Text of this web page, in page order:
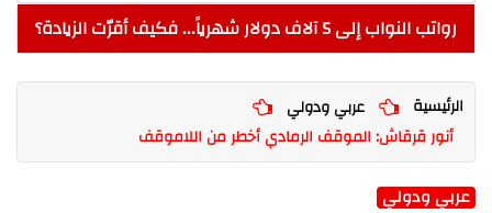
رواتب النواب إلى 5 آلاف دولار شهرياً... فكيف أقرّت الزيادة؟
الرئيسية
عربي ودولي
أنور قرقاش: الموقف الرمادي أخطر من اللاموقف
عربي ودولي